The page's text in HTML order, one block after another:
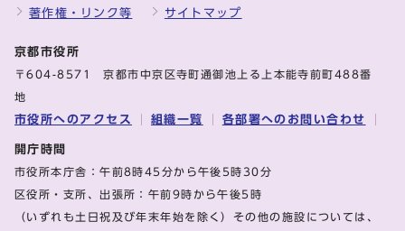
著作権・リンク等 サイトマップ
京都市役所
〒604-8571 京都市中京区寺町通御池上る上本能寺前町488番
地
市役所へのアクセス 組織一覧 各部署へのお問い合わせ
開庁時間
市役所本庁舎：午前8時45分から午後5時30分
区役所・支所、出張所：午前9時から午後5時
（いずれも土日祝及び年末年始を除く）その他の施設については、